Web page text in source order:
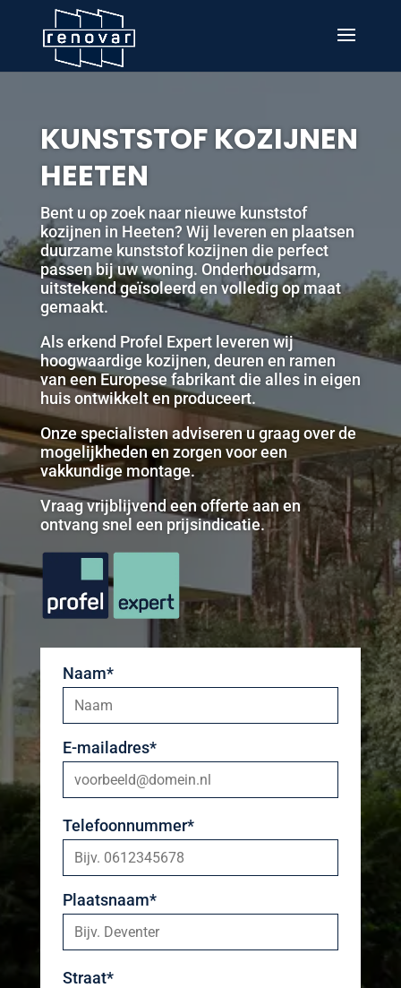
KUNSTSTOF KOZIJNEN
HEETEN
Bent u op zoek naar nieuwe kunststof
kozijnen in Heeten? Wij leveren en plaatsen
duurzame kunststof kozijnen die perfect
passen bij uw woning. Onderhoudsarm,
uitstekend geïsoleerd en volledig op maat
gemaakt.
Als erkend Profel Expert leveren wij
hoogwaardige kozijnen, deuren en ramen
van een Europese fabrikant die alles in eigen
huis ontwikkelt en produceert.
Onze specialisten adviseren u graag over de
mogelijkheden en zorgen voor een
vakkundige montage.
Vraag vrijblijvend een offerte aan en
ontvang snel een prijsindicatie.
Naam*
E-mailadres*
Telefoonnummer*
Plaatsnaam*
Straat*